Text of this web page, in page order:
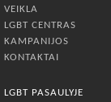
VEIKLA
LGBT CENTRAS
KAMPANIJOS
KONTAKTAI
LGBT PASAULYJE